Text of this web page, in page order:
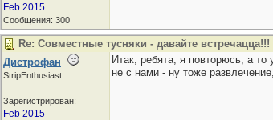
Feb 2015
Сообщения: 300
Re: Совместные тусняки - давайте встречацца!!!
Дистрофан
StripEnthusiast
Зарегистрирован:
Feb 2015
Итак, ребята, я повторюсь, а
не с нами - ну тоже